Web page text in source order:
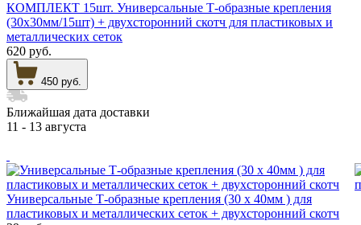
КОМПЛЕКТ 15шт. Универсальные Т-образные крепления
(30х30мм/15шт) + двухсторонний скотч для пластиковых и
металлических сеток
620 руб.
450 руб.
Ближайшая дата доставки
11 - 13 августа
Универсальные Т-образные крепления (30 х 40мм ) для
пластиковых и металлических сеток + двухсторонний скотч